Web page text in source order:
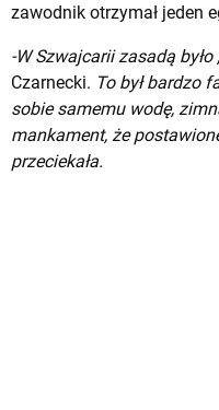
zawodnik otrzymał jeden
-W Szwajcarii zasadą
Czarnecki. To był bardzo
sobie samemu wodę,
mankament, że
przeciekała.